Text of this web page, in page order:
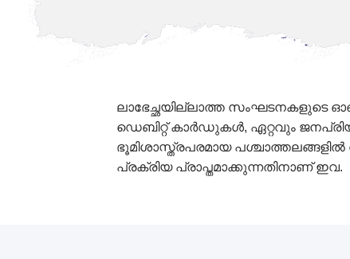
ലാഭേച്ഛയില്ലാത്ത സംഘടനകളുടെ
ഡെബിറ്റ് കാർഡുകൾ, ഏറ്റവും
ഭൂമിശാസ്ത്രപരമായ
പ്രക്രിയ പ്രാപ്തമാക്കുന്നതിനാണ് ഇവ.